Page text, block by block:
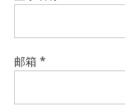
邮箱 *